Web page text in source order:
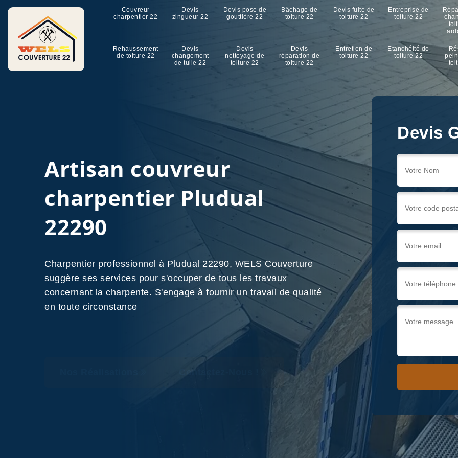
Couvreur
charpentier 22
Devis
zingueur 22
Devis pose de
gouttière 22
Bâchage de
toiture 22
Devis fuite de
toiture 22
Entreprise de
toiture 22
Rehaussement
de toiture 22
Devis
changement
de tuile 22
Devis
nettoyage de
toiture 22
Devis
réparation de
toiture 22
Entretien de
toiture 22
Etanchéité de
toiture 22
Devis
Artisan couvreur
charpentier Pludual
22290
Charpentier professionnel à Pludual 22290, WELS Couverture
suggère ses services pour s'occuper de tous les travaux
concernant la charpente. S'engage à fournir un travail de qualité
en toute circonstance
Contactez-Nous !
Devis
Devis